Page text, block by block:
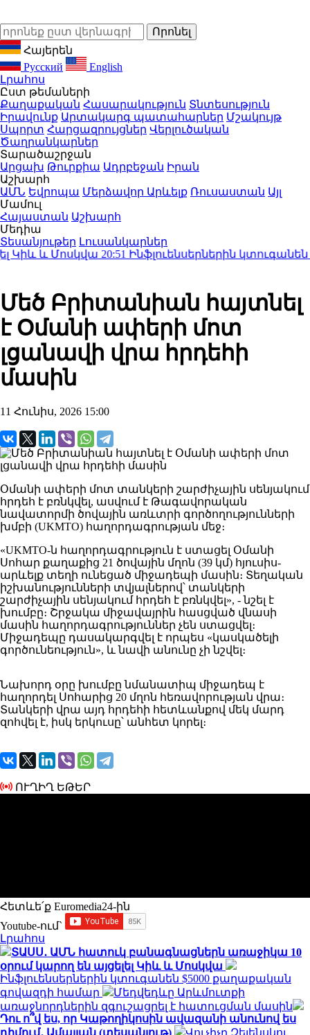
Հայերեն
Русский
English
Լրահոս
Ըստ թեմաների
Քաղաքական Հասարակություն Տնտեսություն
Իրավունք Արտակարգ պատահարներ Մշակույթ
Սպորտ Հարցազրույցներ Վերլուծական
Ծաղրանկարներ
Տարածաշրջան
Արցախ Թուրքիա Ադրբեջան Իրան
Աշխարհ
ԱՄՆ Եվրոպա Մերձավոր Արևելք Ռուսաստան Այլ
Մամուլ
Հայաստան Աշխարհ
Մեդիա
Տեսանյութեր Լուսանկարներ
և Մոսկվա20:51Ինֆլուենսերներին կտուգանեն
Մեծ Բրիտանիան հայտնել
է Օմանի ափերի մոտ
լցանավի վրա հրդեհի
մասին
11 Հունիս, 2026 15:00
Օմանի ափերի մոտ տանկերի շարժիչային սենյակում
հրդեհ է բռնկվել, ասվում է Թագավորական
նավատորմի ծովային առևտրի գործողությունների
խմբի (UKMTO) հաղորդագրության մեջ։
«UKMTO-ն հաղորդագրություն է ստացել Օմանի
Սոհար քաղաքից 21 ծովային մղոն (39 կմ) հյուսիս-
արևելք տեղի ունեցած միջադեպի մասին։ Տեղական
իշխանությունների տվյալներով՝ տանկերի
շարժիչային սենյակում հրդեհ է բռնկվել», - նշել է
խումբը։ Շրջակա միջավայրին հասցված վնասի
մասին հաղորդագրություններ չեն ստացվել։
Միջադեպը դասակարգվել է որպես «կասկածելի
գործունեություն», և նավի անունը չի նշվել։
Նախորդ օրը խումբը նմանատիպ միջադեպ է
հաղորդել Սոհարից 20 մղոն հեռավորության վրա։
Տանկերի վրա այդ հրդեհի հետևանքով մեկ մարդ
զոհվել է, իսկ երկուսը՝ անհետ կորել։
ՈՒՂԻՂ ԵԹԵՐ
Հետևե՛ք Euromedia24-ին
Youtube-ում`
Լրահոս
ՏԱՍՍ․ ԱՄՆ հատուկ բանագնացներն առաջիկա 10
օրում կարող են այցելել Կիև և Մոսկվա
Ինֆլուենսերներին կտուգանեն $5000 քաղաքական
գովազդի համար
Մեդվեդևը Արևմուտքի
առաջնորդներին զգուշացրել է հատուցման մասին
Դու ո՞վ ես, որ Կաթողիկոսին ավազանի անունով ես
դիմում․ Ամալյան (տեսանյութ)
Վուչիչը Զելենսկու